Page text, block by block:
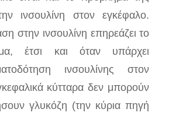
ινσουλίνη στον εγκέφαλο.
στην ινσουλίνη επηρεάζει το
έτσι και όταν υπάρχει
ινσουλίνης στον
κύτταρα δεν μπορούν
γλυκόζη (την κύρια πηγή